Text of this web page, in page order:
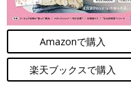
Amazonで購入
楽天ブックスで購入